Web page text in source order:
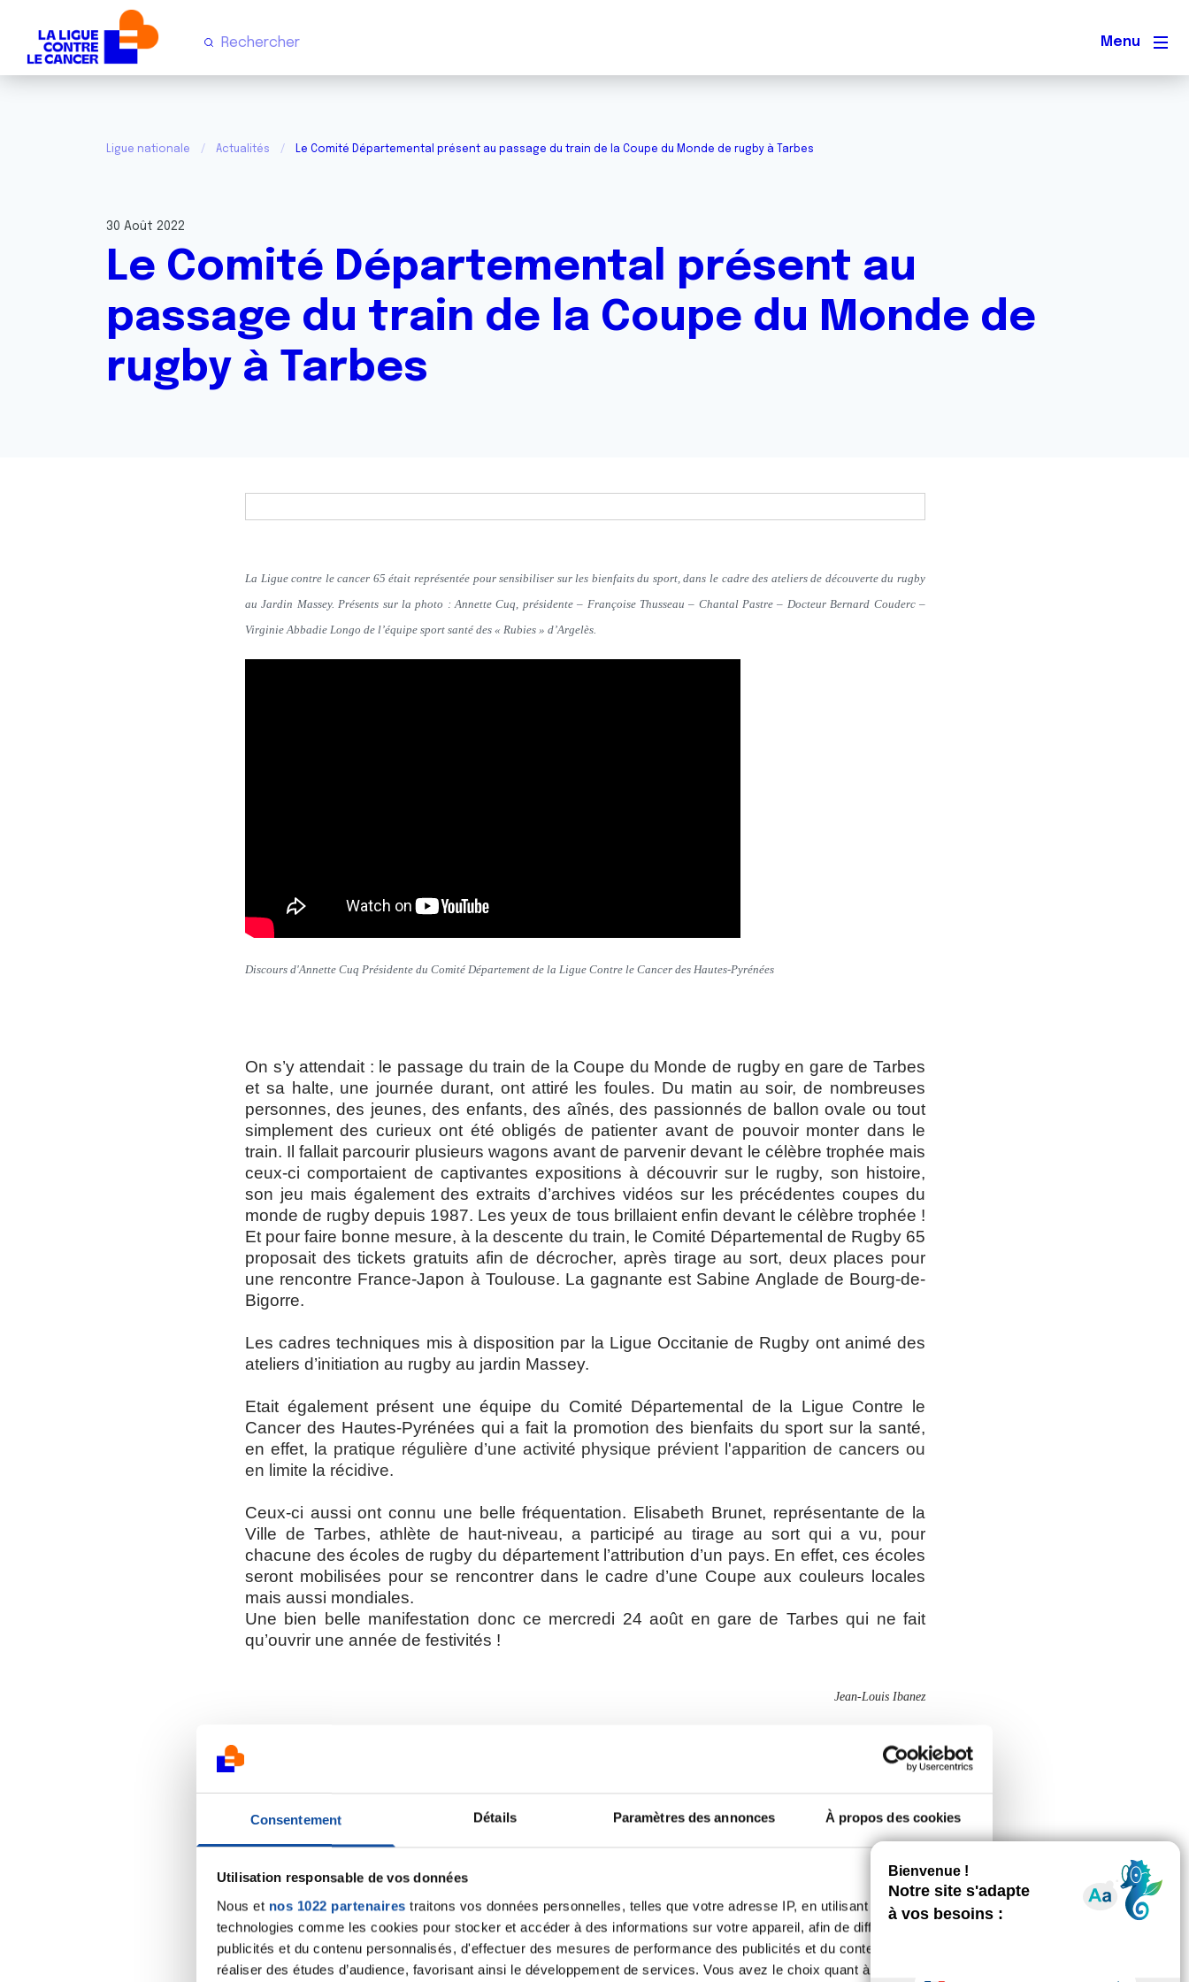
Consentement Détails Paramètres des annonces À propos des cookies
Utilisation responsable de vos données
Nous et nos 1022 partenaires traitons vos données personnelles, telles que votre adresse IP, en utilisant des
technologies comme les cookies pour stocker et accéder à des informations sur votre appareil, afin de diffuser des
publicités et du contenu personnalisés, d'effectuer des mesures de performance des publicités et du contenu, ainsi que de
réaliser des études d’audience, favorisant ainsi le développement de services. Vous avez le choix quant à l'utilisation de
Menu
Ligue nationale Actualités Le Comité Départemental présent au passage du train de la Coupe du Monde de rugby à Tarbes
30 Août 2022
Le Comité Départemental présent au
passage du train de la Coupe du Monde de
rugby à Tarbes
La Ligue contre le cancer 65 était représentée pour sensibiliser sur les bienfaits du sport, dans le cadre des ateliers de découverte du rugby
au Jardin Massey. Présents sur la photo : Annette Cuq, présidente – Françoise Thusseau – Chantal Pastre – Docteur Bernard Couderc –
Virginie Abbadie Longo de l’équipe sport santé des « Rubies » d’Argelès.
Discours d'Annette Cuq Présidente du Comité Département de la Ligue Contre le Cancer des Hautes-Pyrénées
On s’y attendait : le passage du train de la Coupe du Monde de rugby en gare de Tarbes
et sa halte, une journée durant, ont attiré les foules. Du matin au soir, de nombreuses
personnes, des jeunes, des enfants, des aînés, des passionnés de ballon ovale ou tout
simplement des curieux ont été obligés de patienter avant de pouvoir monter dans le
train. Il fallait parcourir plusieurs wagons avant de parvenir devant le célèbre trophée mais
ceux-ci comportaient de captivantes expositions à découvrir sur le rugby, son histoire,
son jeu mais également des extraits d’archives vidéos sur les précédentes coupes du
monde de rugby depuis 1987. Les yeux de tous brillaient enfin devant le célèbre trophée !
Et pour faire bonne mesure, à la descente du train, le Comité Départemental de Rugby 65
proposait des tickets gratuits afin de décrocher, après tirage au sort, deux places pour
une rencontre France-Japon à Toulouse. La gagnante est Sabine Anglade de Bourg-de-
Bigorre.
Les cadres techniques mis à disposition par la Ligue Occitanie de Rugby ont animé des
ateliers d’initiation au rugby au jardin Massey.
Etait également présent une équipe du Comité Départemental de la Ligue Contre le
Cancer des Hautes-Pyrénées qui a fait la promotion des bienfaits du sport sur la santé,
en effet, l a pratique régulière d’une activité physique prévient l'apparition de cancers ou
en limite la récidive.
Ceux-ci aussi ont connu une belle fréquentation. Elisabeth Brunet, représentante de la
Ville de Tarbes, athlète de haut-niveau, a participé au tirage au sort qui a vu, pour
chacune des écoles de rugby du département l’attribution d’un pays. En effet, ces écoles
seront mobilisées pour se rencontrer dans le cadre d’une Coupe aux couleurs locales
mais aussi mondiales.
Une bien belle manifestation donc ce mercredi 24 août en gare de Tarbes qui ne fait
qu’ouvrir une année de festivités !
Jean-Louis Ibanez
Le président du C.D. 65 de rugby Pierre Jean-Marie contacte la gagnante du tirage au sort.